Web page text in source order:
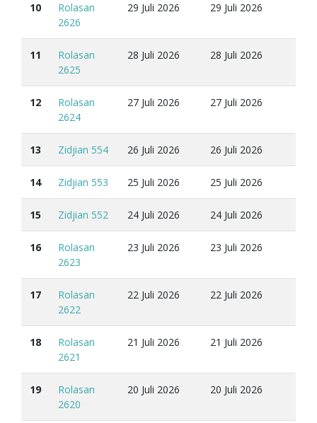
10
Rolasan
2626
29 Juli 2026 29 Juli 2026
11
Rolasan
2625
28 Juli 2026 28 Juli 2026
12
Rolasan
2624
27 Juli 2026 27 Juli 2026
13 Zidjian 554 26 Juli 2026 26 Juli 2026
14 Zidjian 553 25 Juli 2026 25 Juli 2026
15 Zidjian 552 24 Juli 2026 24 Juli 2026
16
Rolasan
2623
23 Juli 2026 23 Juli 2026
17
Rolasan
2622
22 Juli 2026 22 Juli 2026
18
Rolasan
2621
21 Juli 2026 21 Juli 2026
19
Rolasan
2620
20 Juli 2026 20 Juli 2026